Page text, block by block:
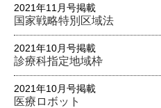
2021年11月号掲載
国家戦略特別区域法
2021年10月号掲載
診療科指定地域枠
2021年10月号掲載
医療ロボット